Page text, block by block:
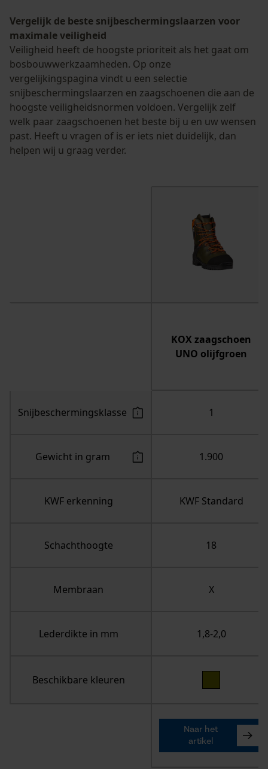
Vergelijk de beste snijbeschermingslaarzen voor
maximale veiligheid
Veiligheid heeft de hoogste prioriteit als het gaat om
bosbouwwerkzaamheden. Op onze
vergelijkingspagina vindt u een selectie
snijbeschermingslaarzen en zaagschoenen die aan de
hoogste veiligheidsnormen voldoen. Vergelijk zelf
welk paar zaagschoenen het beste bij u en uw wensen
past. Heeft u vragen of is er iets niet duidelijk, dan
helpen wij u graag verder.
KOX zaagschoen
UNO olijfgroen
Snijbeschermingsklasse 1
Gewicht in gram 1.900
KWF erkenning KWF Standard
Schachthoogte 18
Membraan X
Lederdikte in mm 1,8-2,0
Beschikbare kleuren
Naar het
artikel